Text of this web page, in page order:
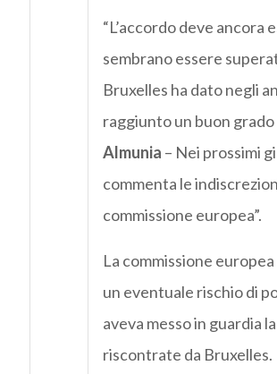
“L’accordo deve ancora
sembrano essere
Bruxelles ha dato negli
raggiunto un buon
Almunia – Nei prossimi
commenta le
commissione europea”.
La commissione
un eventuale rischio di
aveva messo in guardia
riscontrate da Bruxelles.